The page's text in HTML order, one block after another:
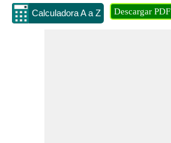
Calculadora A a Z Descargar PDF